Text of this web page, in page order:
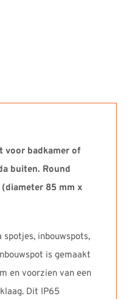
voor badkamer of
buiten. Round
85 mm x
inbouwspots,
is gemaakt
en voorzien van een
Dit IP65